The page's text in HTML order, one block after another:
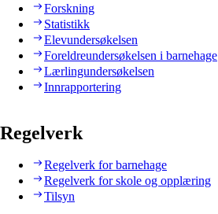
Forskning
Statistikk
Elevundersøkelsen
Foreldreundersøkelsen i barnehage
Lærlingundersøkelsen
Innrapportering
Regelverk
Regelverk for barnehage
Regelverk for skole og opplæring
Tilsyn